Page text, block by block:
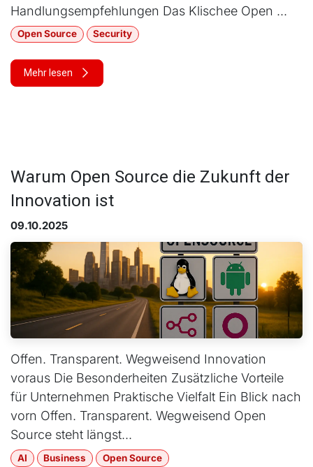
Handlungsempfehlungen Das Klisch​ee Open ...
Open Source Security
Mehr lesen
Warum Open Source die Zukunft der
Innovation ist
09.10.2025
Offen. Transparent. Wegweisend Innovation
voraus Die Besonderheiten Zusätzliche Vorteile
für Unternehmen Praktische Vielfalt Ein Blick nach
vorn Offen. Transparent. Wegweisend Open
Source steht längst...
AI Business Open Source